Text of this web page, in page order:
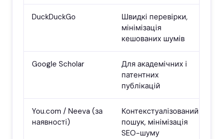
DuckDuckGo
Швидкі перевірки,
мінімізація
кешованих шумів
Google Scholar
Для академічних і
патентних
публікацій
You.com / Neeva (за
наявності)
Контекстуалізований
пошук, мінімізація
SEO-шуму